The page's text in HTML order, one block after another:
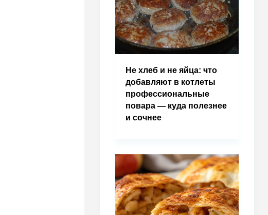
Не хлеб и не яйца: что
добавляют в котлеты
профессиональные
повара — куда полезнее
и сочнее